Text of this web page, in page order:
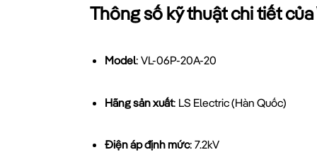
Thông số kỹ thuật chi tiết
Model: VL-06P-20A-20
Hãng sản xuất: LS Electric (Hàn Quốc)
Điện áp định mức: 7.2kV